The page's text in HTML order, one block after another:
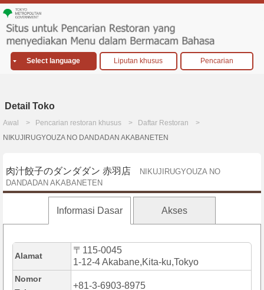
Select language Liputan khusus Pencarian
Detail Toko
Awal Pencarian restoran khusus
Daftar Restoran
NIKUJIRUGYOUZA NO DANDADAN AKABANETEN
肉汁餃子のダンダダン 赤羽店
NIKUJIRUGYOUZA NO
DANDADAN AKABANETEN
Informasi Dasar Akses
Alamat
〒115-0045
1-12-4 Akabane,Kita-ku,Tokyo
Nomor
+81-3-6903-8975